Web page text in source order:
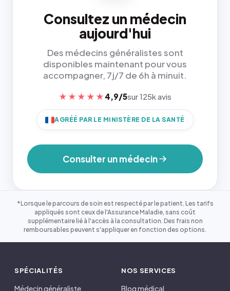
Consultez un médecin
aujourd'hui
Des médecins généralistes sont
disponibles maintenant pour vous
accompagner, 7j/7 de 6h à minuit.
★★★★★ 4,9/5sur 125k avis
AGRÉÉ PAR LE MINISTÈRE DE LA SANTÉ
Consulter un médecin
*Lorsque le parcours de soin est respecté par le patient. Les tarifs
appliqués sont ceux de l'Assurance Maladie, sans coût
supplémentaire lié à l'accès à la consultation. Des frais non
remboursables peuvent s'appliquer en fonction des options.
SPÉCIALITÉS
Médecin généraliste
NOS SERVICES
Blog médical